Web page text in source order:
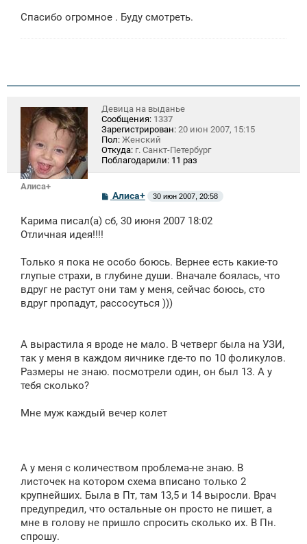
н
Спасибо огромное . Буду смотреть.
Алиса+
Девица на выданье
Сообщения: 1337
Зарегистрирован: 20 июн 2007, 15:15
Пол: Женский
Откуда: г. Санкт-Петербург
Поблагодарили: 11 раз
С
б
и
Алиса+ 30 июн 2007, 20:58
Карима писал(а) сб, 30 июня 2007 18:02
Отличная идея!!!!
Только я пока не особо боюсь. Вернее есть какие-то
глупые страхи, в глубине души. Вначале боялась, что
вдруг не растут они там у меня, сейчас боюсь, сто
вдруг пропадут, рассосуться )))
А вырастила я вроде не мало. В четверг была на УЗИ,
так у меня в каждом яичнике где-то по 10 фоликулов.
Размеры не знаю. посмотрели один, он был 13. А у
тебя сколько?
Мне муж каждый вечер колет
А у меня с количеством проблема-не знаю. В
листочек на котором схема вписано только 2
крупнейших. Была в Пт, там 13,5 и 14 выросли. Врач
предупредил, что остальные он просто не пишет, а
мне в голову не пришло спросить сколько их. В Пн.
спрошу.